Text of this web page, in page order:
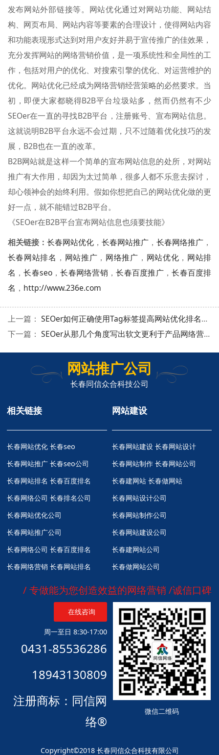
发布网站外部链接等。网站优化通过对网站功能、网站结
构、网页布局、网站内容等要素的合理设计，使得网站内容
和功能表现形式达到对用户友好并易于宣传推广的佳效果，
充分发挥网站的网络营销价值，是一项系统性和全局性的工
作，包括对用户的优化、对搜索引擎的优化、对运营维护的
优化。网站优化已经成为网络营销经营策略的必然要求。当
初，即便大家都晓得B2B平台垃圾站多，然而仍然有不少
SEOer在一直的寻找B2B平台，注册账号、宣布网站信息。
这就说明B2B平台永远不会过期，只不过随着优化技巧的发
展，B2B也在一直的改革。
B2B网站就是这样一个简单的宣布网站信息的处所，对网站
推广有大作用，却因为太过简单，很多人都不乐意去探讨，
却心领神会的始终利用。假如你想把自己的网站优化做的更
好一点，就不能错过B2B平台。
《SEOer在B2B平台宣布网站信息也须要技能》
相关链接： 长春网站优化，长春网站推广 ，长春网络推广 ，
长春网站排名 ， 网站推广 ， 网络推广 ， 网站优化 ， 网站排
名 ，长春seo，长春网络营销 ，长春百度推广，长春百度排
名 ， http://www.236e.com
上一篇： SEOer如何正确使用Tag标签提高网站优化排名效果
下一篇： SEOer从那几个角度写出软文更利于产品网络营销
网站推广公司
长春同信众合科技公司
相关链接
长春网站优化 长春seo
长春网站推广 长春seo公司
长春网站排名 长春百度排名
长春网络公司 长春排名公司
长春网站优化公司
长春网站推广公司
长春网络公司 长春百度排名
长春网络营销 长春网站排名
网站建设
长春网站建设 长春网站设计
长春网站制作 长春网站公司
长春建网站 长春做网站
长春网站设计公司
长春网站制作公司
长春网站建设公司
长春建网站公司
长春做网站公司
/ 专做能为您创造效益的网络营销 /诚信口碑
在线咨询
周一至日 8:30-17:00
0431-85536286
18943130809
注册商标：同信网
络®
微信二维码
Copyright©2018 长春同信众合科技有限公司